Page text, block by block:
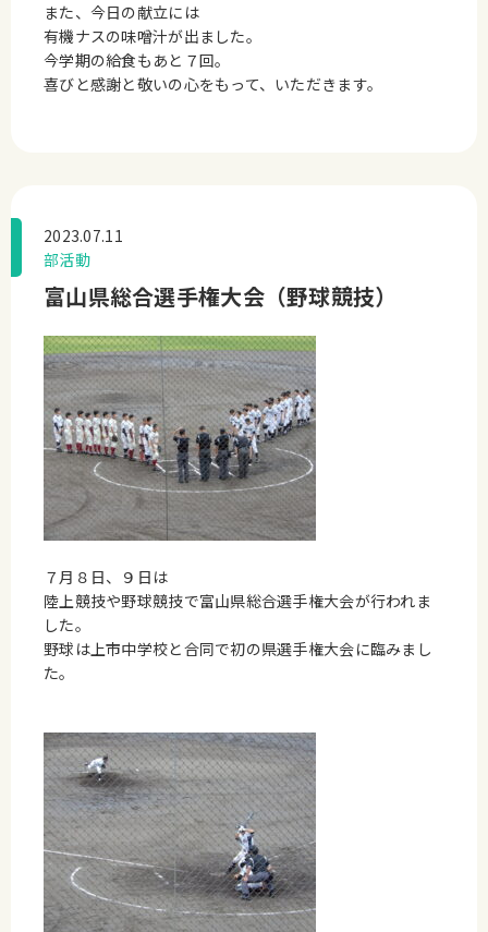
また、今日の献立には
有機ナスの味噌汁が出ました。
今学期の給食もあと７回。
喜びと感謝と敬いの心をもって、いただきます。
2023.07.11
部活動
富山県総合選手権大会（野球競技）
７月８日、９日は
陸上競技や野球競技で富山県総合選手権大会が行われま
した。
野球は上市中学校と合同で初の県選手権大会に臨みまし
た。